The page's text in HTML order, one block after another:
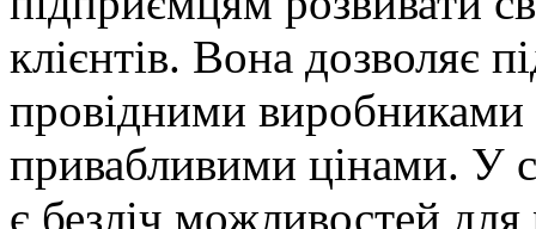
клієнтів. Вона дозволяє
провідними виробниками
привабливими цінами. У
є безліч можливостей